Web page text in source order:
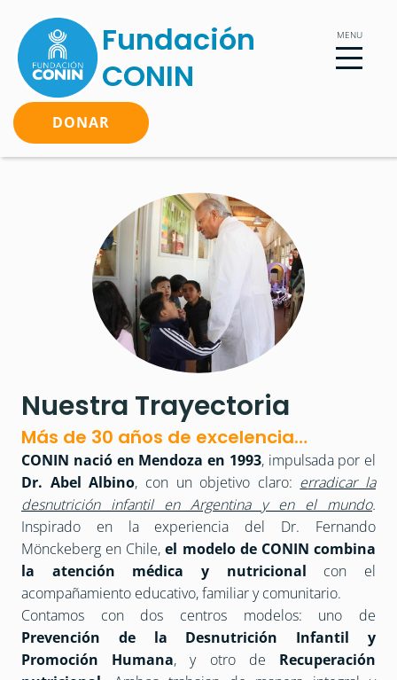
Fundación
CONIN
DONAR
Nuestra Trayectoria
Más de 30 años de excelencia…
CONIN nació en Mendoza en 1993, impulsada por el
Dr. Abel Albino, con un objetivo claro: erradicar la
desnutrición infantil en Argentina y en el mundo.
Inspirado en la experiencia del Dr. Fernando
Mönckeberg en Chile,el modelo de CONIN combina
la atención médica y nutricional con el
acompañamiento educativo, familiar y comunitario.
Contamos con dos centros modelos: uno de
Prevención de la Desnutrición Infantil y
Promoción Humana, y otro de Recuperación